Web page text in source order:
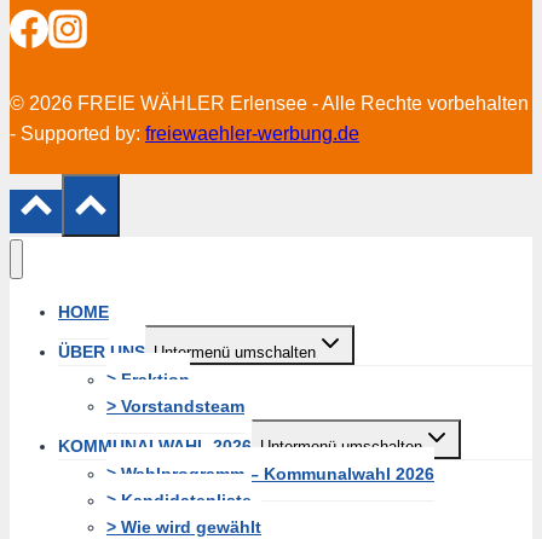
© 2026 FREIE WÄHLER Erlensee - Alle Rechte vorbehalten
- Supported by: freiewaehler-werbung.de
HOME
ÜBER UNS Untermenü umschalten
> Fraktion
> Vorstandsteam
KOMMUNALWAHL 2026 Untermenü umschalten
> Wahlprogramm – Kommunalwahl 2026
> Kandidatenliste
> Wie wird gewählt